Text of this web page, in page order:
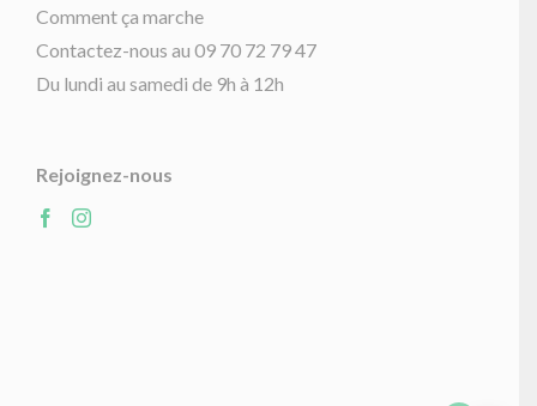
Comment ça marche
Contactez-nous au 09 70 72 79 47
Du lundi au samedi de 9h à 12h
Rejoignez-nous